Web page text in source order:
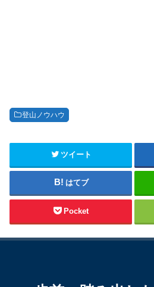
登山ノウハウ
ツイート
はてブ
Pocket